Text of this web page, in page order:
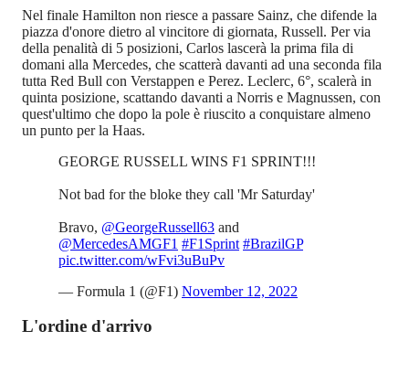
Nel finale Hamilton non riesce a passare Sainz, che difende la
piazza d'onore dietro al vincitore di giornata, Russell. Per via
della penalità di 5 posizioni, Carlos lascerà la prima fila di
domani alla Mercedes, che scatterà davanti ad una seconda fila
tutta Red Bull con Verstappen e Perez. Leclerc, 6°, scalerà in
quinta posizione, scattando davanti a Norris e Magnussen, con
quest'ultimo che dopo la pole è riuscito a conquistare almeno
un punto per la Haas.
GEORGE RUSSELL WINS F1 SPRINT!!!
Not bad for the bloke they call 'Mr Saturday'
Bravo, @GeorgeRussell63 and
@MercedesAMGF1 #F1Sprint #BrazilGP
pic.twitter.com/wFvi3uBuPv
— Formula 1 (@F1) November 12, 2022
L'ordine d'arrivo